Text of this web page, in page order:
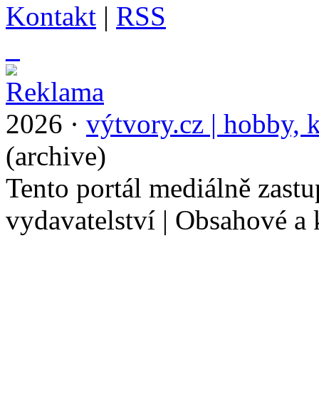
Kontakt | RSS
2026 · výtvory.cz | hobby,
(archive)
Tento portál mediálně
vydavatelství | Obsahové